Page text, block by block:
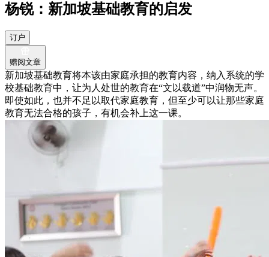
杨锐：新加坡基础教育的启发
订户
赠阅文章
新加坡基础教育将本该由家庭承担的教育内容，纳入系统的学
校基础教育中，让为人处世的教育在“文以载道”中润物无声。
即使如此，也并不足以取代家庭教育，但至少可以让那些家庭
教育无法合格的孩子，有机会补上这一课。